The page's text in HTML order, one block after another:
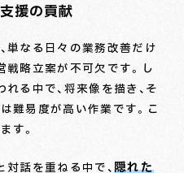
援の貢献
単なる日々の業務改善だけ
戦略立案が不可欠です。し
る中で、将来像を描き、そ
難易度が高い作業です。こ
す。
対話を重ねる中で、隠れた